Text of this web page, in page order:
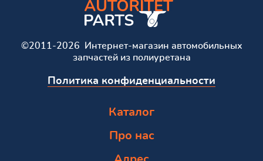
©2011-2026 Интернет-магазин автомобильных
запчастей из полиуретана
Политика конфиденциальности
Каталог
Про нас